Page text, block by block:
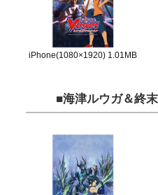
iPhone(1080×1920) 1.01MB
■海津ルウガ＆終